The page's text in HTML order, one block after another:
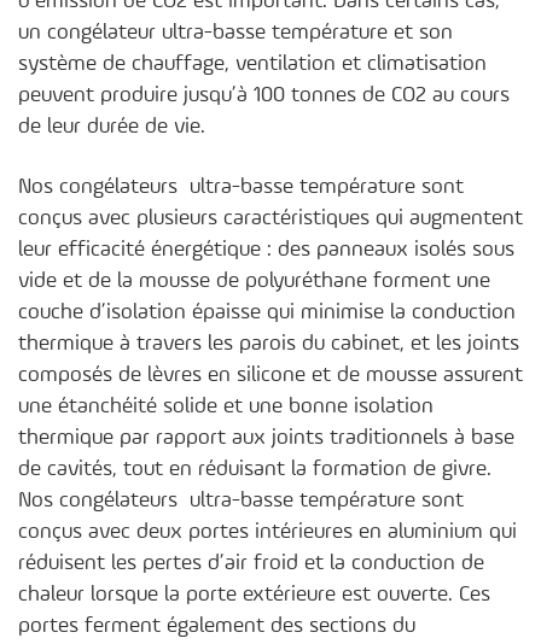
un congélateur ultra-basse température et son
système de chauffage, ventilation et climatisation
peuvent produire jusqu’à 100 tonnes de CO2 au cours
de leur durée de vie.
Nos congélateurs ultra-basse température sont
conçus avec plusieurs caractéristiques qui augmentent
leur efficacité énergétique : des panneaux isolés sous
vide et de la mousse de polyuréthane forment une
couche d’isolation épaisse qui minimise la conduction
thermique à travers les parois du cabinet, et les joints
composés de lèvres en silicone et de mousse assurent
une étanchéité solide et une bonne isolation
thermique par rapport aux joints traditionnels à base
de cavités, tout en réduisant la formation de givre.
Nos congélateurs ultra-basse température sont
conçus avec deux portes intérieures en aluminium qui
réduisent les pertes d’air froid et la conduction de
chaleur lorsque la porte extérieure est ouverte. Ces
portes ferment également des sections du